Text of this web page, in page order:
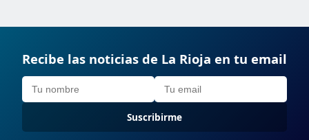
Recibe las noticias de La Rioja en tu email
Suscribirme